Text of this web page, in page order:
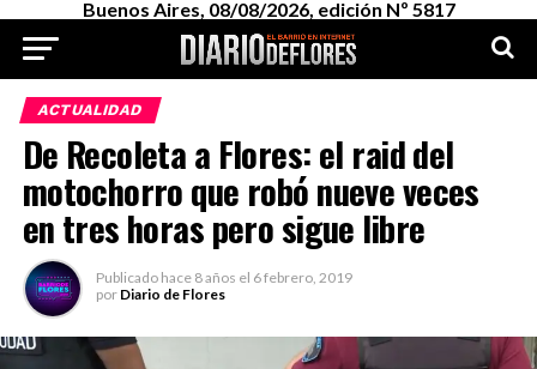
Buenos Aires, 08/08/2026, edición Nº 5817
ACTUALIDAD
De Recoleta a Flores: el raid del
motochorro que robó nueve veces
en tres horas pero sigue libre
Publicado hace 8 años el 6 febrero, 2019
por Diario de Flores